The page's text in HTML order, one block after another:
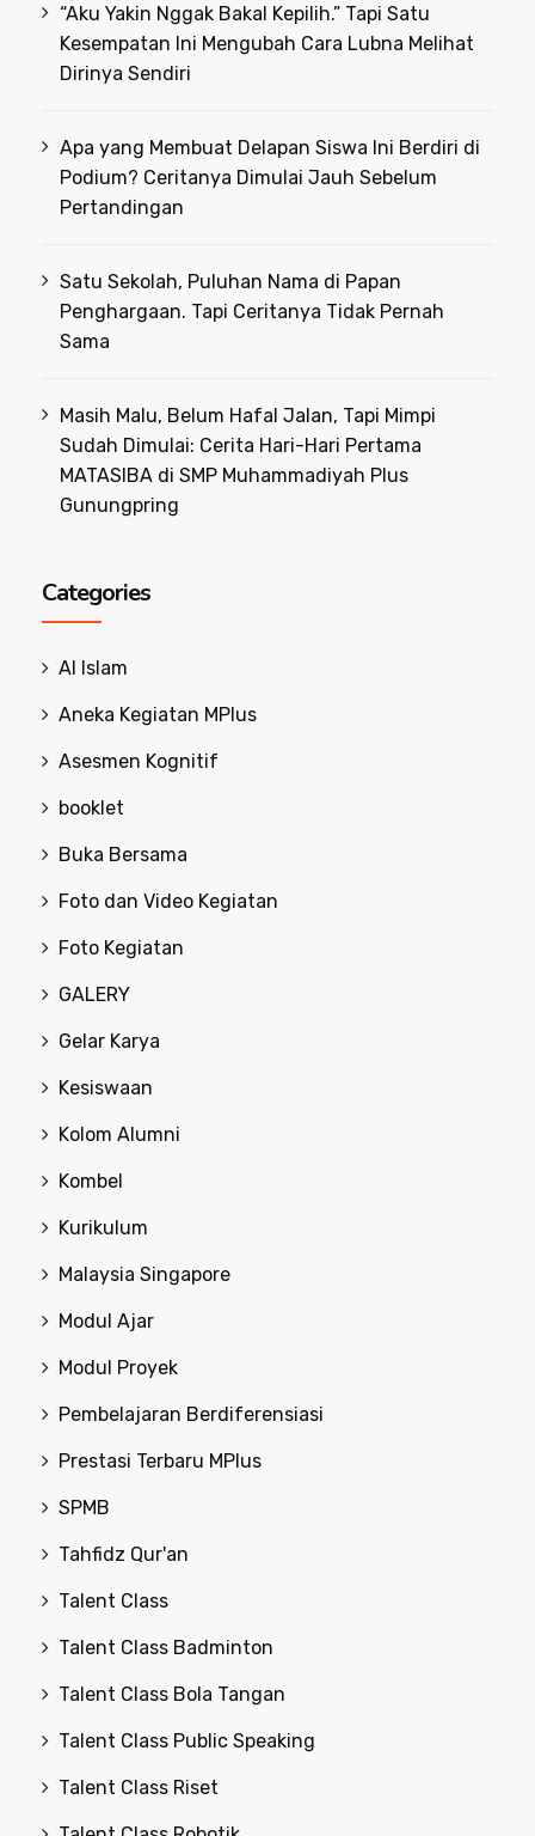
“Aku Yakin Nggak Bakal Kepilih.” Tapi Satu
Kesempatan Ini Mengubah Cara Lubna Melihat
Dirinya Sendiri
Apa yang Membuat Delapan Siswa Ini Berdiri di
Podium? Ceritanya Dimulai Jauh Sebelum
Pertandingan
Satu Sekolah, Puluhan Nama di Papan
Penghargaan. Tapi Ceritanya Tidak Pernah
Sama
Masih Malu, Belum Hafal Jalan, Tapi Mimpi
Sudah Dimulai: Cerita Hari-Hari Pertama
MATASIBA di SMP Muhammadiyah Plus
Gunungpring
Categories
Al Islam
Aneka Kegiatan MPlus
Asesmen Kognitif
booklet
Buka Bersama
Foto dan Video Kegiatan
Foto Kegiatan
GALERY
Gelar Karya
Kesiswaan
Kolom Alumni
Kombel
Kurikulum
Malaysia Singapore
Modul Ajar
Modul Proyek
Pembelajaran Berdiferensiasi
Prestasi Terbaru MPlus
SPMB
Tahfidz Qur'an
Talent Class
Talent Class Badminton
Talent Class Bola Tangan
Talent Class Public Speaking
Talent Class Riset